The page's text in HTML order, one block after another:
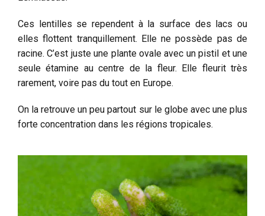
Ces lentilles se rependent à la surface des lacs ou
elles flottent tranquillement. Elle ne possède pas de
racine. C’est juste une plante ovale avec un pistil et une
seule étamine au centre de la fleur. Elle fleurit très
rarement, voire pas du tout en Europe.
On la retrouve un peu partout sur le globe avec une plus
forte concentration dans les régions tropicales.